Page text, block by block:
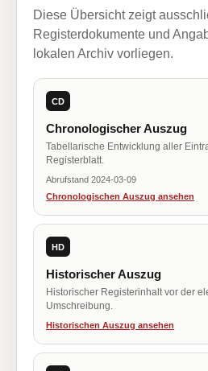
Diese Übersicht zeigt
Registerdokumente und
lokalen Archiv vorliegen.
CD
Chronologischer Auszug
Tabellarische Entwicklung aller
Registerblatt.
Abrufstand 2024-03-09
Chronologischen Auszug ansehen
HD
Historischer Auszug
Historischer Registerinhalt vor der
Umschreibung.
Historischen Auszug ansehen